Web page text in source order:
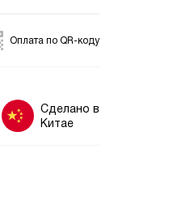
Оплата по QR-коду
Сделано в
Китае